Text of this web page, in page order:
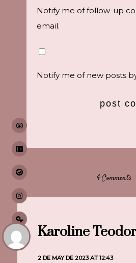
Notify me of follow-up
email.
Notify me of new posts
4 Comments
Karoline
2 DE MAY DE 2023 AT 12:43